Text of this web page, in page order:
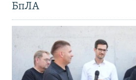
БпЛА